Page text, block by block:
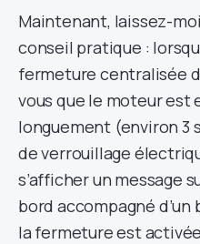
Maintenant, laissez-
conseil pratique :
fermeture centralisée
vous que le moteur est
longuement (environ 3
de verrouillage
s’afficher un message
bord accompagné
la fermeture est